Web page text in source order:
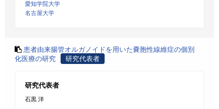
愛知学院大学
名古屋大学
患者由来腸管オルガノイドを用いた嚢胞性線維症の個別
化医療の研究
研究代表者
研究代表者
石黒 洋